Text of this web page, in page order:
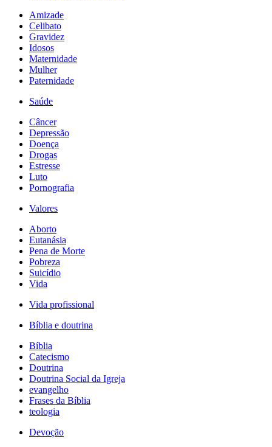
Amizade
Celibato
Gravidez
Idosos
Maternidade
Mulher
Paternidade
Saúde
Câncer
Depressão
Doença
Drogas
Estresse
Luto
Pornografia
Valores
Aborto
Eutanásia
Pena de Morte
Pobreza
Suicídio
Vida
Vida profissional
Bíblia e doutrina
Bíblia
Catecismo
Doutrina
Doutrina Social da Igreja
evangelho
Frases da Bíblia
teologia
Devoção